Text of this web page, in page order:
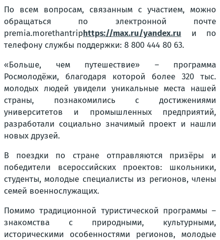
По всем вопросам, связанным с участием, можно
обращаться по электронной почте
premia.morethantriphttps://max.ru/yandex.ru и по
телефону службы поддержки: 8 800 444 80 63.
«Больше, чем путешествие» – программа
Росмолодёжи, благодаря которой более 320 тыс.
молодых людей увидели уникальные места нашей
страны, познакомились с достижениями
университетов и промышленных предприятий,
разработали социально значимый проект и нашли
новых друзей.
В поездки по стране отправляются призёры и
победители всероссийских проектов: школьники,
студенты, молодые специалисты из регионов, члены
семей военнослужащих.
Помимо традиционной туристической программы –
знакомства с природными, культурными,
историческими особенностями регионов, молодые